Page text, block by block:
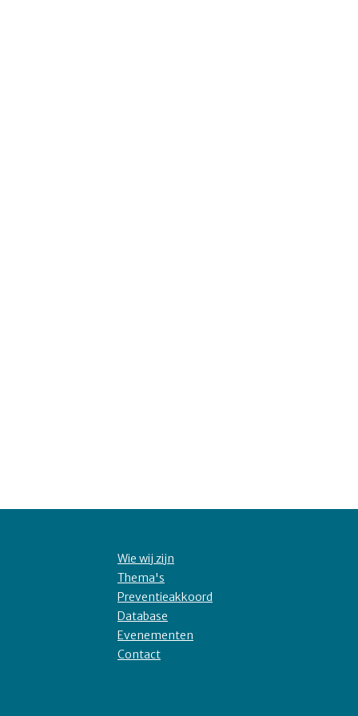
Wie wij zijn
Thema's
Preventieakkoord
Database
Evenementen
Contact